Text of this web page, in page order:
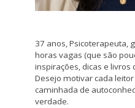
37 anos, Psicoterapeuta,
horas vagas (que são
inspirações, dicas e livros
Desejo motivar cada
caminhada de
verdade.